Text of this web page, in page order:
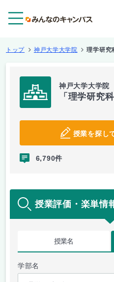
トップ 神戸大学大学院 理学研究
神戸大学大学院
「理学研究
授業を探し
6,790件
授業評価・楽単情
授業名
学部名